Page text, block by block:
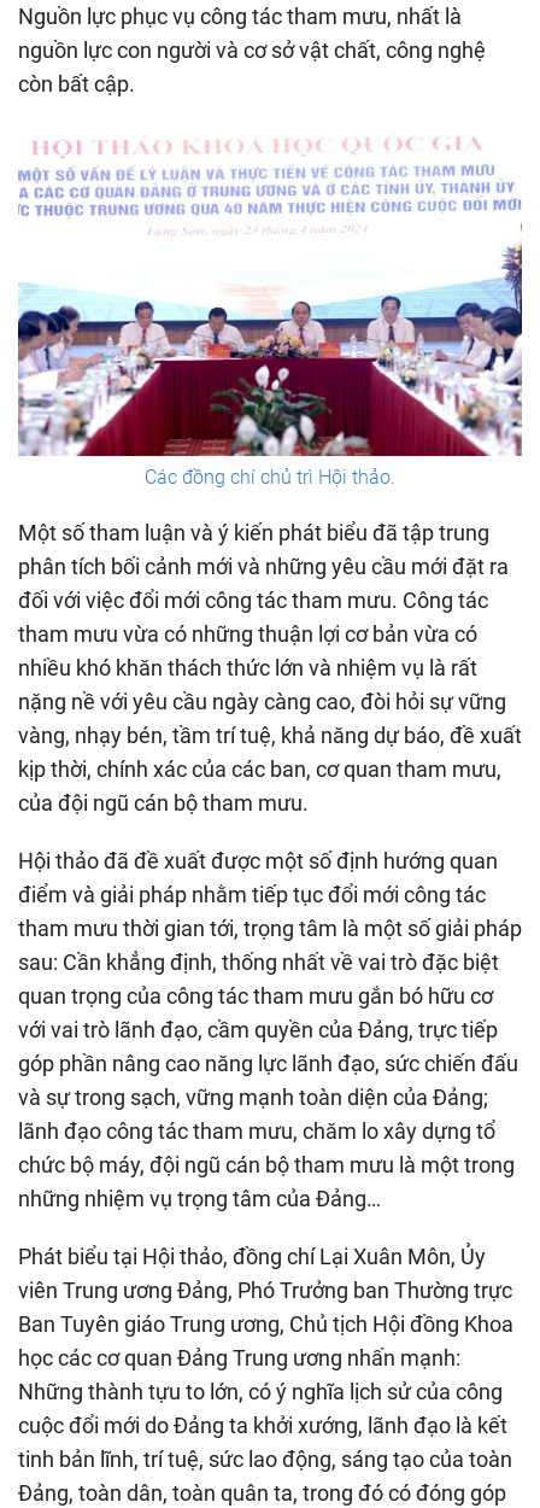
Nguồn lực phục vụ công tác tham mưu, nhất là
nguồn lực con người và cơ sở vật chất, công nghệ
còn bất cập.
Các đồng chí chủ trì Hội thảo.
Một số tham luận và ý kiến phát biểu đã tập trung
phân tích bối cảnh mới và những yêu cầu mới đặt ra
đối với việc đổi mới công tác tham mưu. Công tác
tham mưu vừa có những thuận lợi cơ bản vừa có
nhiều khó khăn thách thức lớn và nhiệm vụ là rất
nặng nề với yêu cầu ngày càng cao, đòi hỏi sự vững
vàng, nhạy bén, tầm trí tuệ, khả năng dự báo, đề xuất
kịp thời, chính xác của các ban, cơ quan tham mưu,
của đội ngũ cán bộ tham mưu.
Hội thảo đã đề xuất được một số định hướng quan
điểm và giải pháp nhằm tiếp tục đổi mới công tác
tham mưu thời gian tới, trọng tâm là một số giải pháp
sau: Cần khẳng định, thống nhất về vai trò đặc biệt
quan trọng của công tác tham mưu gắn bó hữu cơ
với vai trò lãnh đạo, cầm quyền của Đảng, trực tiếp
góp phần nâng cao năng lực lãnh đạo, sức chiến đấu
và sự trong sạch, vững mạnh toàn diện của Đảng;
lãnh đạo công tác tham mưu, chăm lo xây dựng tổ
chức bộ máy, đội ngũ cán bộ tham mưu là một trong
những nhiệm vụ trọng tâm của Đảng…
Phát biểu tại Hội thảo, đồng chí Lại Xuân Môn, Ủy
viên Trung ương Đảng, Phó Trưởng ban Thường trực
Ban Tuyên giáo Trung ương, Chủ tịch Hội đồng Khoa
học các cơ quan Đảng Trung ương nhấn mạnh:
Những thành tựu to lớn, có ý nghĩa lịch sử của công
cuộc đổi mới do Đảng ta khởi xướng, lãnh đạo là kết
tinh bản lĩnh, trí tuệ, sức lao động, sáng tạo của toàn
Đảng, toàn dân, toàn quân ta, trong đó có đóng góp